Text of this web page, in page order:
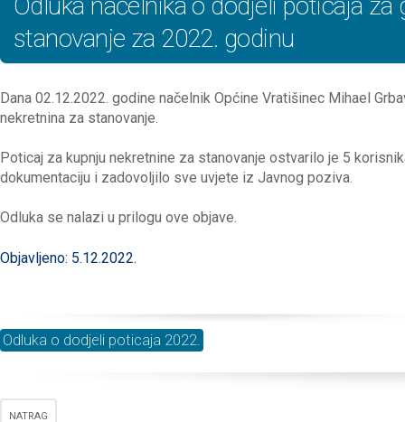
stanovanje za 2022. godinu
Dana 02.12.2022. godine načelnik Općine Vratišinec Mihael
nekretnina za stanovanje.
Poticaj za kupnju nekretnine za stanovanje ostvarilo je 5
dokumentaciju i zadovoljilo sve uvjete iz Javnog poziva.
Odluka se nalazi u prilogu ove objave.
Objavljeno: 5.12.2022.
Odluka o dodjeli poticaja 2022.
NATRAG